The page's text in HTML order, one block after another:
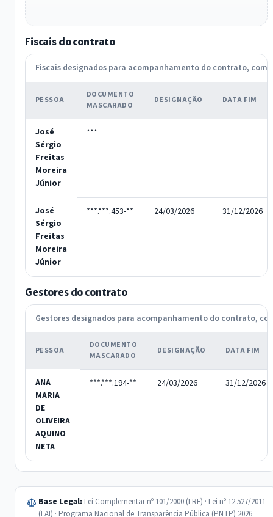
Fiscais do contrato
Fiscais designados para acompanhamento do contrato, com
PESSOA
DOCUMENTO
MASCARADO
DESIGNAÇÃO DATA FIM
José
Sérgio
Freitas
Moreira
Júnior
*** - -
José
Sérgio
Freitas
Moreira
Júnior
***.***.453-** 24/03/2026 31/12/2026
Gestores do contrato
Gestores designados para acompanhamento do contrato,
PESSOA
DOCUMENTO
MASCARADO
DESIGNAÇÃO DATA FIM
ANA
MARIA
DE
OLIVEIRA
AQUINO
NETA
***.***.194-** 24/03/2026 31/12/2026
Base Legal: Lei Complementar nº 101/2000 (LRF) · Lei nº 12.527/2011
(LAI) · Programa Nacional de Transparência Pública (PNTP) 2026